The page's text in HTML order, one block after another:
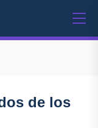
de los